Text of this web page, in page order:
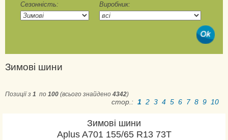
Alliance
Altenzo
Ardent
Сезонність: Виробник:
Зимові шини
Позиції з 1 по 100 (всього знайдено 4342)
стор.: 1 2 3 4 5 6 7 8 9 10
Зимові шини
Aplus A701 155/65 R13 73T